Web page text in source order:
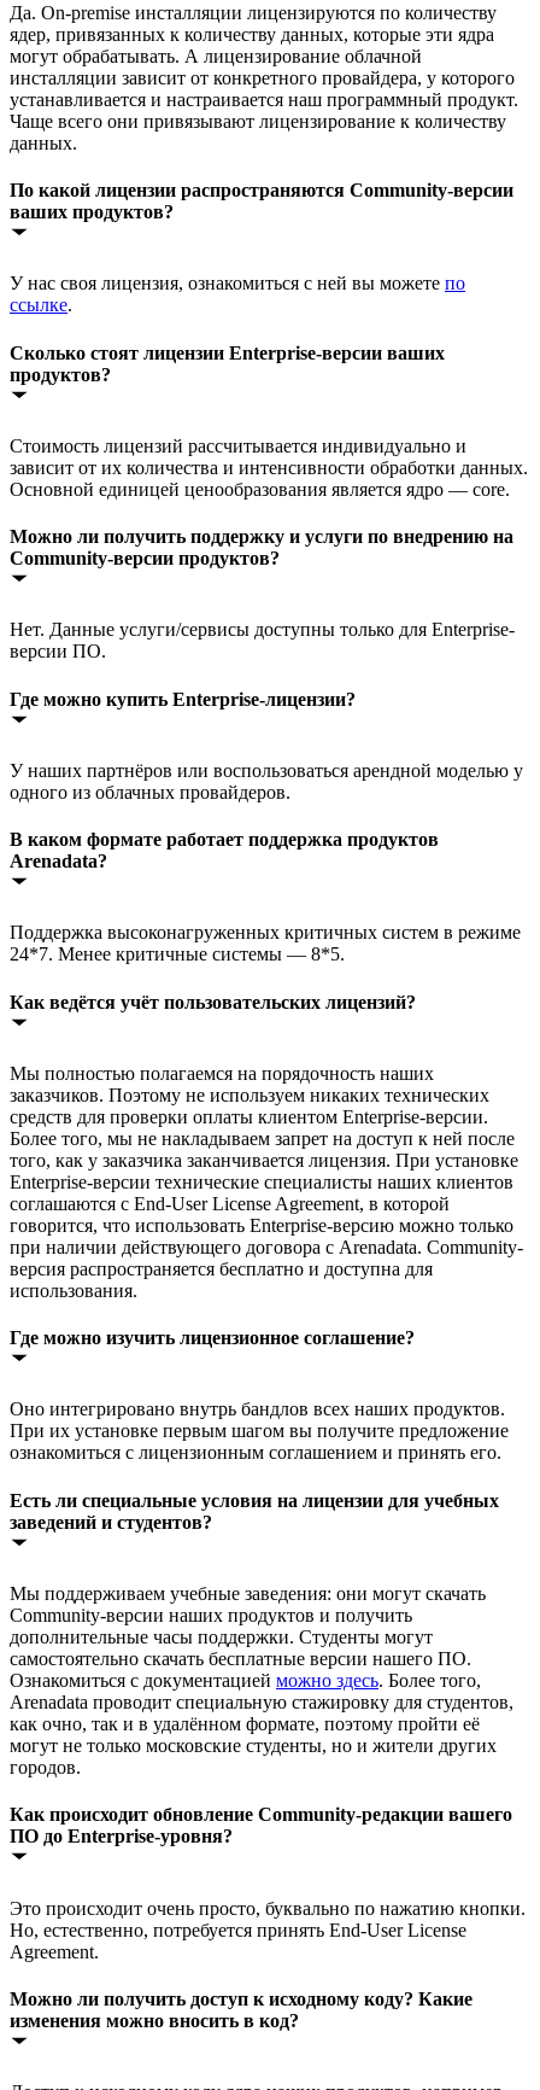
Да. On-premise инсталляции лицензируются по количеству
ядер, привязанных к количеству данных, которые эти ядра
могут обрабатывать. А лицензирование облачной
инсталляции зависит от конкретного провайдера, у которого
устанавливается и настраивается наш программный продукт.
Чаще всего они привязывают лицензирование к количеству
данных.
По какой лицензии распространяются Community-версии
ваших продуктов?
У нас своя лицензия, ознакомиться с ней вы можете по
ссылке.
Сколько стоят лицензии Enterprise-версии ваших
продуктов?
Стоимость лицензий рассчитывается индивидуально и
зависит от их количества и интенсивности обработки данных.
Основной единицей ценообразования является ядро — core.
Можно ли получить поддержку и услуги по внедрению на
Community-версии продуктов?
Нет. Данные услуги/сервисы доступны только для Enterprise-
версии ПО.
Где можно купить Enterprise-лицензии?
У наших партнёров или воспользоваться арендной моделью у
одного из облачных провайдеров.
В каком формате работает поддержка продуктов
Arenadata?
Поддержка высоконагруженных критичных систем в режиме
24*7. Менее критичные системы — 8*5.
Как ведётся учёт пользовательских лицензий?
Мы полностью полагаемся на порядочность наших
заказчиков. Поэтому не используем никаких технических
средств для проверки оплаты клиентом Enterprise-версии.
Более того, мы не накладываем запрет на доступ к ней после
того, как у заказчика заканчивается лицензия. При установке
Enterprise-версии технические специалисты наших клиентов
соглашаются с End-User License Agreement, в которой
говорится, что использовать Enterprise-версию можно только
при наличии действующего договора с Arenadata. Community-
версия распространяется бесплатно и доступна для
использования.
Где можно изучить лицензионное соглашение?
Оно интегрировано внутрь бандлов всех наших продуктов.
При их установке первым шагом вы получите предложение
ознакомиться с лицензионным соглашением и принять его.
Есть ли специальные условия на лицензии для учебных
заведений и студентов?
Мы поддерживаем учебные заведения: они могут скачать
Community-версии наших продуктов и получить
дополнительные часы поддержки. Студенты могут
самостоятельно скачать бесплатные версии нашего ПО.
Ознакомиться с документацией можно здесь. Более того,
Arenadata проводит специальную стажировку для студентов,
как очно, так и в удалённом формате, поэтому пройти её
могут не только московские студенты, но и жители других
городов.
Как происходит обновление Community-редакции вашего
ПО до Enterprise-уровня?
Это происходит очень просто, буквально по нажатию кнопки.
Но, естественно, потребуется принять End-User License
Agreement.
Можно ли получить доступ к исходному коду? Какие
изменения можно вносить в код?